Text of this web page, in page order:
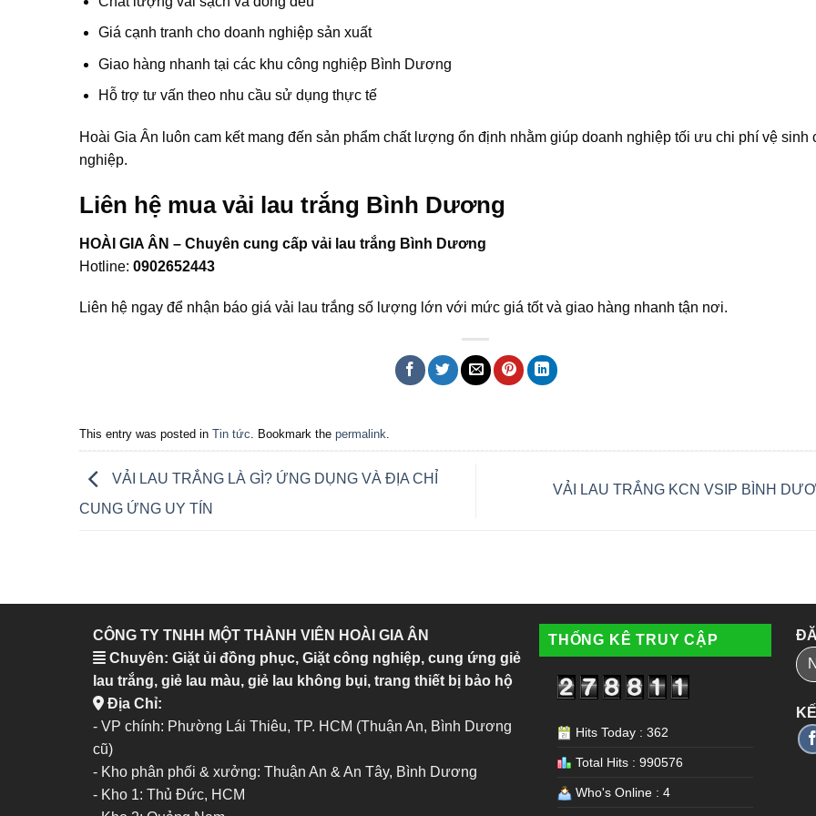
Giá cạnh tranh cho doanh nghiệp sản xuất
Giao hàng nhanh tại các khu công nghiệp Bình Dương
Hỗ trợ tư vấn theo nhu cầu sử dụng thực tế
Hoài Gia Ân luôn cam kết mang đến sản phẩm chất lượng ổn định nhằm giúp doanh nghiệp tối ưu chi phí vệ sinh
nghiệp.
Liên hệ mua vải lau trắng Bình Dương
HOÀI GIA ÂN – Chuyên cung cấp vải lau trắng Bình Dương
Hotline: 0902652443
Liên hệ ngay để nhận báo giá vải lau trắng số lượng lớn với mức giá tốt và giao hàng nhanh tận nơi.
This entry was posted in Tin tức . Bookmark the permalink
VẢI LAU TRẮNG LÀ GÌ? ỨNG DỤNG VÀ ĐỊA CHỈ
CUNG ỨNG UY TÍN
VẢI LAU TRẮNG KCN VSIP BÌNH
CÔNG TY TNHH MỘT THÀNH VIÊN HOÀI GIA ÂN
Chuyên: Giặt ủi đồng phục, Giặt công nghiệp, cung ứng giẻ
lau trắng, giẻ lau màu, giẻ lau không bụi, trang thiết bị bảo hộ
Địa Chỉ:
- VP chính: Phường Lái Thiêu, TP. HCM (Thuận An, Bình Dương
cũ)
- Kho phân phối & xưởng: Thuận An & An Tây, Bình Dương
- Kho 1: Thủ Đức, HCM
THỐNG KÊ TRUY CẬP
Hits Today : 362
Total Hits : 990576
Who's Online : 4